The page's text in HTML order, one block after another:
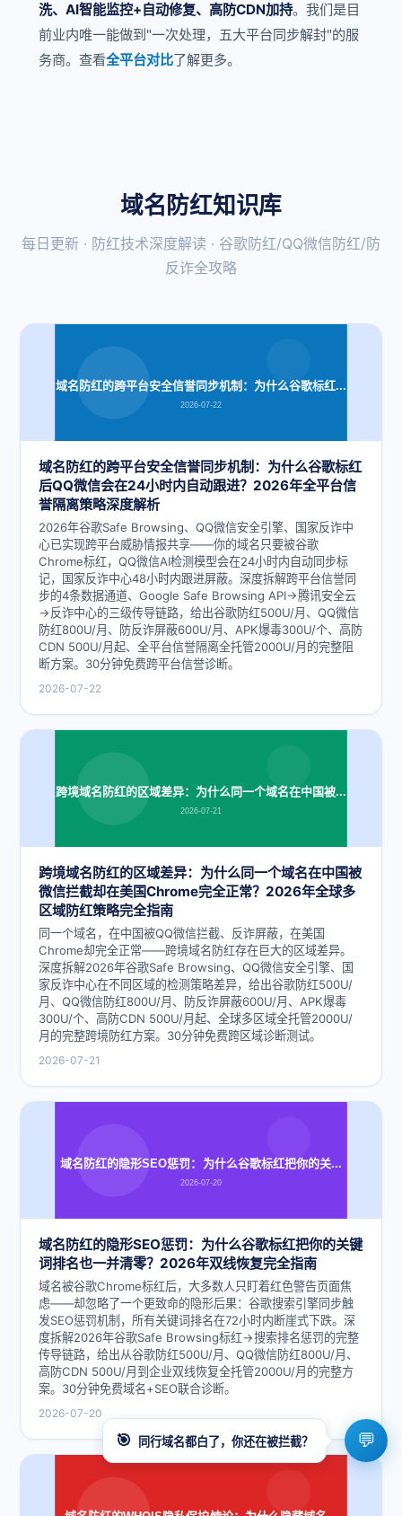
🎯 同行域名都白了，你还在被拦截？ 💬
洗、AI智能监控+自动修复、高防CDN加持。我们是目
前业内唯一能做到"一次处理，五大平台同步解封"的服
务商。查看全平台对比了解更多。
域名防红知识库
每日更新 · 防红技术深度解读 · 谷歌防红/QQ微信防红/防
反诈全攻略
域名防红的跨平台安全信誉同步机制：为什么谷歌标红...
2026-07-22
域名防红的跨平台安全信誉同步机制：为什么谷歌标红
后QQ微信会在24小时内自动跟进？2026年全平台信
誉隔离策略深度解析
2026年谷歌Safe Browsing、QQ微信安全引擎、国家反诈中
心已实现跨平台威胁情报共享——你的域名只要被谷歌
Chrome标红，QQ微信AI检测模型会在24小时内自动同步标
记，国家反诈中心48小时内跟进屏蔽。深度拆解跨平台信誉同
步的4条数据通道、Google Safe Browsing API→腾讯安全云
→反诈中心的三级传导链路，给出谷歌防红500U/月、QQ微信
防红800U/月、防反诈屏蔽600U/月、APK爆毒300U/个、高防
CDN 500U/月起、全平台信誉隔离全托管2000U/月的完整阻
断方案。30分钟免费跨平台信誉诊断。
2026-07-22
跨境域名防红的区域差异：为什么同一个域名在中国被...
2026-07-21
跨境域名防红的区域差异：为什么同一个域名在中国被
微信拦截却在美国Chrome完全正常？2026年全球多
区域防红策略完全指南
同一个域名，在中国被QQ微信拦截、反诈屏蔽，在美国
Chrome却完全正常——跨境域名防红存在巨大的区域差异。
深度拆解2026年谷歌Safe Browsing、QQ微信安全引擎、国
家反诈中心在不同区域的检测策略差异，给出谷歌防红500U/
月、QQ微信防红800U/月、防反诈屏蔽600U/月、APK爆毒
300U/个、高防CDN 500U/月起、全球多区域全托管2000U/
月的完整跨境防红方案。30分钟免费跨区域诊断测试。
2026-07-21
域名防红的隐形SEO惩罚：为什么谷歌标红把你的关...
2026-07-20
域名防红的隐形SEO惩罚：为什么谷歌标红把你的关键
词排名也一并清零？2026年双线恢复完全指南
域名被谷歌Chrome标红后，大多数人只盯着红色警告页面焦
虑——却忽略了一个更致命的隐形后果：谷歌搜索引擎同步触
发SEO惩罚机制，所有关键词排名在72小时内断崖式下跌。深
度拆解2026年谷歌Safe Browsing标红→搜索排名惩罚的完整
传导链路，给出从谷歌防红500U/月、QQ微信防红800U/月、
高防CDN 500U/月到企业双线恢复全托管2000U/月的完整方
案。30分钟免费域名+SEO联合诊断。
2026-07-20